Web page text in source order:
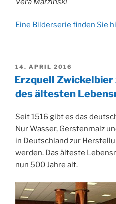
Eine Bilderserie finden Sie
VERÖFFENTLICHT
AM
14. APRIL 2016
Erzquell
des ältesten
Seit 1516 gibt es das
Nur Wasser, Gerstenmalz
in Deutschland zur
werden. Das älteste
nun 500 Jahre alt.